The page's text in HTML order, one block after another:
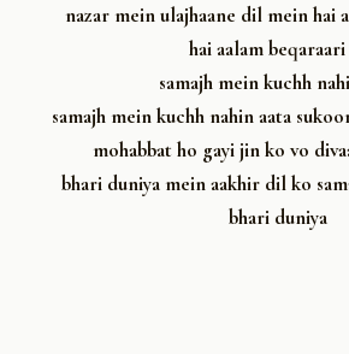
nazar mein ulajhaane dil mein hai
hai aalam beqaraari
samajh mein kuchh
samajh mein kuchh nahin aata
mohabbat ho gayi jin ko vo
bhari duniya mein aakhir dil ko
bhari duniya